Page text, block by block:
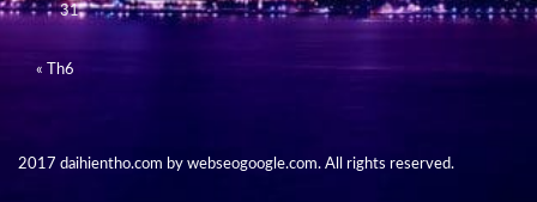
31
« Th6
2017 daihientho.com by webseogoogle.com. All rights reserved.